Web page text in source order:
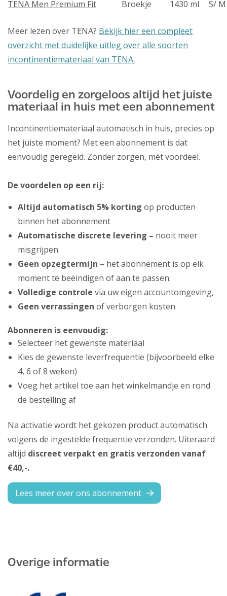
TENA Men Premium Fit Broekje 1430 ml S/
Meer lezen over TENA? Bekijk hier een compleet
overzicht met duidelijke uitleg over alle soorten
incontinentiemateriaal van TENA.
Voordelig en zorgeloos altijd het juiste
materiaal in huis met een abonnement
Incontinentiemateriaal automatisch in huis, precies op
het juiste moment? Met een abonnement is dat
eenvoudig geregeld. Zonder zorgen, mét voordeel.
De voordelen op een rij:
Altijd automatisch 5% korting op producten
binnen het abonnement
Automatische discrete levering – nooit meer
misgrijpen
Geen opzegtermijn – het abonnement is op elk
moment te beëindigen of aan te passen.
Volledige controle via uw eigen accountomgeving,
Geen verrassingen of verborgen kosten
Abonneren is eenvoudig:
Selecteer het gewenste materiaal
Kies de gewenste leverfrequentie (bijvoorbeeld elke
4, 6 of 8 weken)
Voeg het artikel toe aan het winkelmandje en rond
de bestelling af
Na activatie wordt het gekozen product automatisch
volgens de ingestelde frequentie verzonden. Uiteraard
altijd discreet verpakt en gratis verzonden vanaf
€40,-.
Lees meer over ons abonnement
Overige informatie